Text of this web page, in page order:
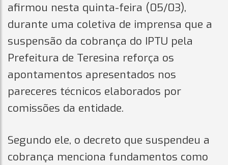
afirmou nesta quinta-feira (05/03),
durante uma coletiva de imprensa que a
suspensão da cobrança do IPTU pela
Prefeitura de Teresina reforça os
apontamentos apresentados nos
pareceres técnicos elaborados por
comissões da entidade.
Segundo ele, o decreto que suspendeu a
cobrança menciona fundamentos como